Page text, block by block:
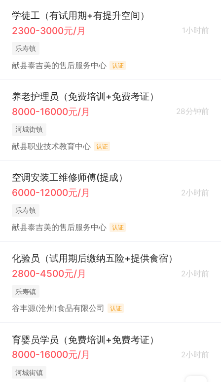
学徒工（有试用期+有提升空间）
2300-3000元/月
1小时前
乐寿镇
献县泰吉美的售后服务中心 认证
养老护理员（免费培训+免费考证）
8000-16000元/月
28分钟前
河城街镇
献县职业技术教育中心 认证
空调安装工维修师傅(提成）
6000-12000元/月
2小时前
乐寿镇
献县泰吉美的售后服务中心 认证
化验员（试用期后缴纳五险+提供食宿）
2800-4500元/月
2小时前
乐寿镇
谷丰源(沧州)食品有限公司 认证
育婴员学员（免费培训+免费考证）
8000-16000元/月
2小时前
河城街镇